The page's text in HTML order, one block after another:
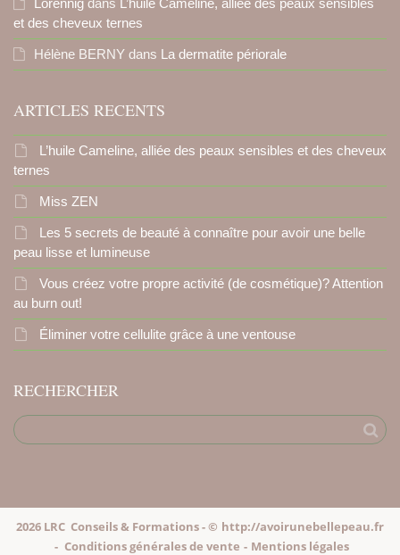
Lorennig dans L’huile Cameline, alliée des peaux sensibles
et des cheveux ternes
Hélène BERNY dans La dermatite périorale
ARTICLES RECENTS
L’huile Cameline, alliée des peaux sensibles et des cheveux
ternes
Miss ZEN
Les 5 secrets de beauté à connaître pour avoir une belle
peau lisse et lumineuse
Vous créez votre propre activité (de cosmétique)? Attention
au burn out!
Éliminer votre cellulite grâce à une ventouse
RECHERCHER
2026 LRC Conseils & Formations - © http://avoirunebellepeau.fr
- Conditions générales de vente - Mentions légales